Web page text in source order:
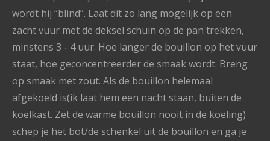
wordt hij “blind”. Laat dit zo lang mogelijk op een
zacht vuur met de deksel schuin op de pan trekken,
minstens 3 - 4 uur. Hoe langer de bouillon op het vuur
staat, hoe geconcentreerder de smaak wordt. Breng
op smaak met zout. Als de bouillon helemaal
afgekoeld is(ik laat hem een nacht staan, buiten de
koelkast. Zet de warme bouillon nooit in de koeling)
schep je het bot/de schenkel uit de bouillon en ga je